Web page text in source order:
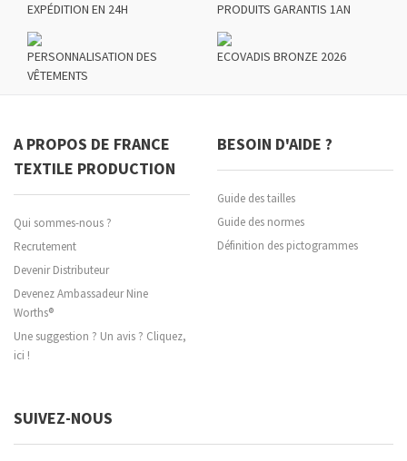
EXPÉDITION EN 24H PRODUITS GARANTIS 1AN
PERSONNALISATION DES
VÊTEMENTS
ECOVADIS BRONZE 2026
A PROPOS DE FRANCE
TEXTILE PRODUCTION
Qui sommes-nous ?
Recrutement
Devenir Distributeur
Devenez Ambassadeur Nine
Worths®
Une suggestion ? Un avis ? Cliquez,
ici !
BESOIN D'AIDE ?
Guide des tailles
Guide des normes
Définition des pictogrammes
SUIVEZ-NOUS